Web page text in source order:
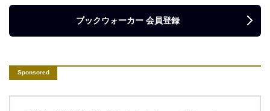
ブックウォーカー 会員登録